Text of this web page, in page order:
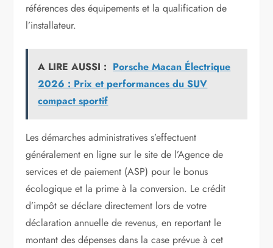
références des équipements et la qualification de
l’installateur.
A LIRE AUSSI : Porsche Macan Électrique
2026 : Prix et performances du SUV
compact sportif
Les démarches administratives s’effectuent
généralement en ligne sur le site de l’Agence de
services et de paiement (ASP) pour le bonus
écologique et la prime à la conversion. Le crédit
d’impôt se déclare directement lors de votre
déclaration annuelle de revenus, en reportant le
montant des dépenses dans la case prévue à cet